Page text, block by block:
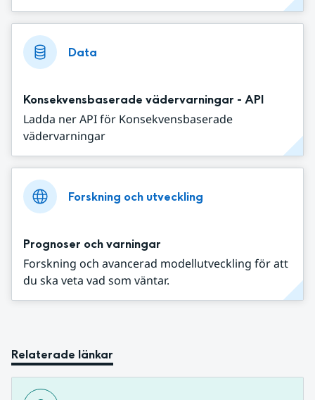
Data
Konsekvensbaserade vädervarningar - API
Ladda ner API för Konsekvensbaserade
vädervarningar
Forskning och utveckling
Prognoser och varningar
Forskning och avancerad modellutveckling för att
du ska veta vad som väntar.
Relaterade länkar